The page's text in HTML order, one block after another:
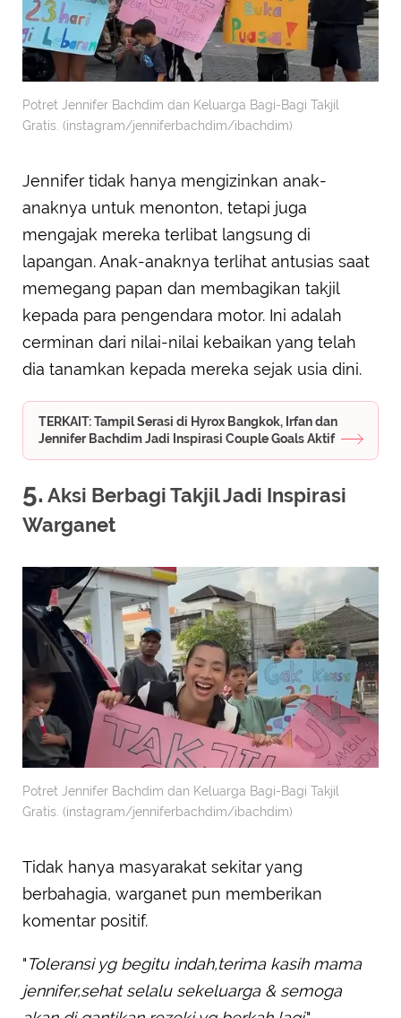
Potret Jennifer Bachdim dan Keluarga Bagi-Bagi Takjil
Gratis. (instagram/jenniferbachdim/ibachdim)
Jennifer tidak hanya mengizinkan anak-
anaknya untuk menonton, tetapi juga
mengajak mereka terlibat langsung di
lapangan. Anak-anaknya terlihat antusias saat
memegang papan dan membagikan takjil
kepada para pengendara motor. Ini adalah
cerminan dari nilai-nilai kebaikan yang telah
dia tanamkan kepada mereka sejak usia dini.
TERKAIT: Tampil Serasi di Hyrox Bangkok, Irfan dan
Jennifer Bachdim Jadi Inspirasi Couple Goals Aktif
5. Aksi Berbagi Takjil Jadi Inspirasi
Warganet
Potret Jennifer Bachdim dan Keluarga Bagi-Bagi Takjil
Gratis. (instagram/jenniferbachdim/ibachdim)
Tidak hanya masyarakat sekitar yang
berbahagia, warganet pun memberikan
komentar positif.
"Toleransi yg begitu indah,terima kasih mama
jennifer,sehat selalu sekeluarga & semoga